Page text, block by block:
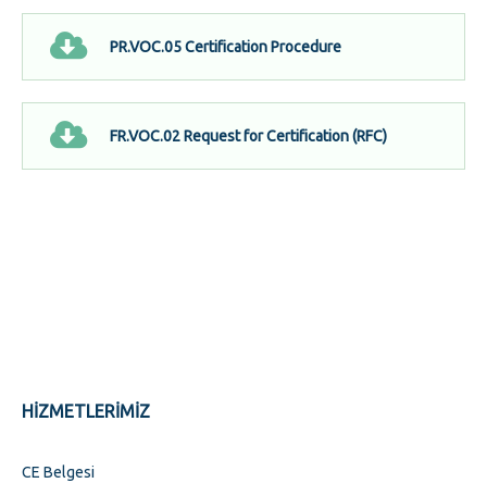
PR.VOC.05 Certification Procedure
FR.VOC.02 Request for Certification (RFC)
HIZMETLERIMIZ
CE Belgesi